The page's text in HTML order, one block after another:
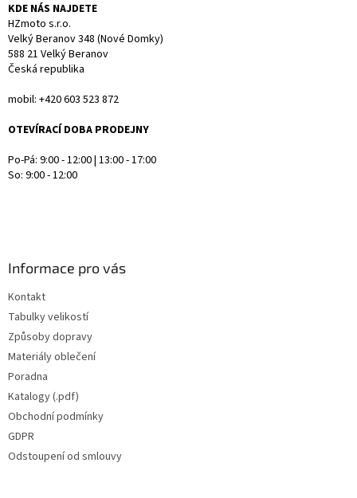
KDE NÁS NAJDETE
HZmoto s.r.o.
Velký Beranov 348 (Nové Domky)
588 21 Velký Beranov
Česká republika
mobil: +420 603 523 872
OTEVÍRACÍ DOBA PRODEJNY
Po-Pá: 9:00 - 12:00 | 13:00 - 17:00
So: 9:00 - 12:00
Informace pro vás
Kontakt
Tabulky velikostí
Způsoby dopravy
Materiály oblečení
Poradna
Katalogy (.pdf)
Obchodní podmínky
GDPR
Odstoupení od smlouvy